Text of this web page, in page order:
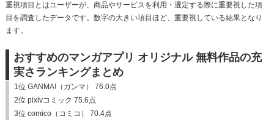
重視項目とはユーザーが、商品やサービスを利用・選定する際に重要視した項
目を調査したデータです。数字の大きい項目ほど、重要視している結果となり
ます。
おすすめのマンガアプリ オリジナル 無料作品の充
実さランキングまとめ
1位 GANMA!（ガンマ） 76.0点
2位 pixivコミック 75.6点
3位 comico（コミコ） 70.4点